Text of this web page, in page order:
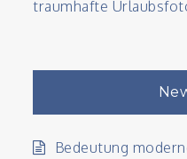
traumhafte
Bedeutung